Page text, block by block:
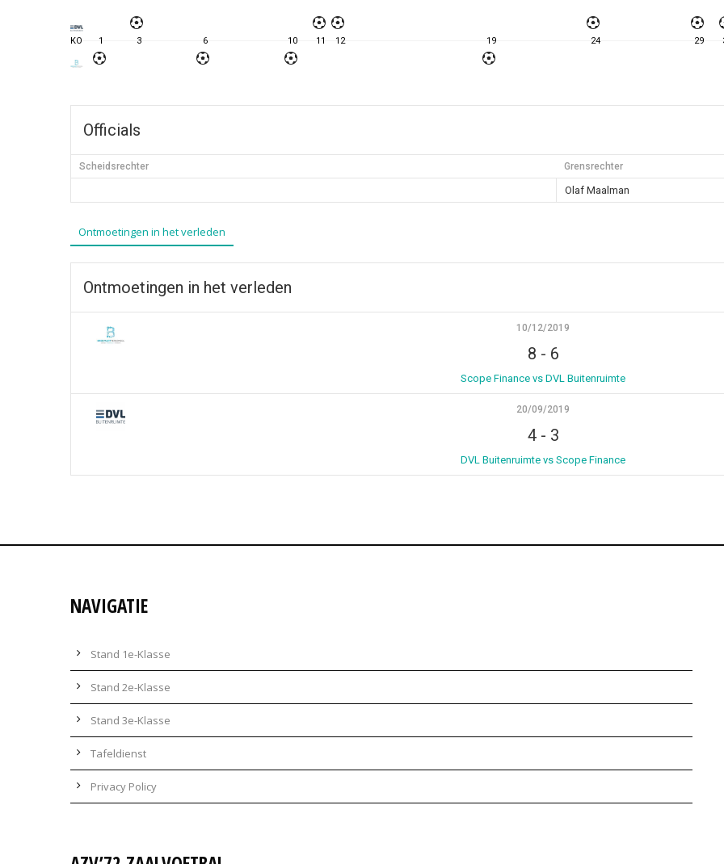
KO 1 3 6 10 11 12 19 24 29
Officials
Scheidsrechter Grensrechter
Olaf Maalman
Ontmoetingen in het verleden
Ontmoetingen in het verleden
10/12/2019
8 - 6
Scope Finance vs DVL Buitenruimte
20/09/2019
4- 3
DVL Buitenruimte vs Scope Finance
NAVIGATIE
Stand 1e-Klasse
Stand 2e-Klasse
Stand 3e-Klasse
Tafeldienst
Privacy Policy